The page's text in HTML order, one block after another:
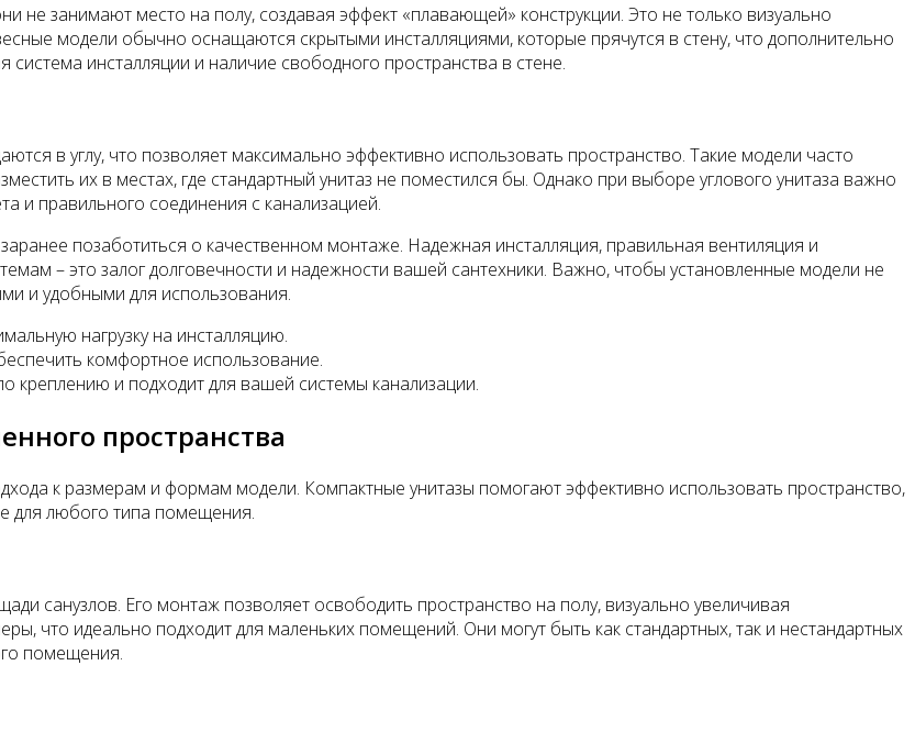
не занимают место на полу, создавая эффект «плавающей» конструкции. Это не только визуально
модели обычно оснащаются скрытыми инсталляциями, которые прячутся в стену, что дополнительно
инсталляции и наличие свободного пространства в стене.
в углу, что позволяет максимально эффективно использовать пространство. Такие модели часто
их в местах, где стандартный унитаз не поместился бы. Однако при выборе углового унитаза важно
и правильного соединения с канализацией.
позаботиться о качественном монтаже. Надежная инсталляция, правильная вентиляция и
– это залог долговечности и надежности вашей сантехники. Важно, чтобы установленные модели не
и удобными для использования.
нагрузку на инсталляцию.
комфортное использование.
креплению и подходит для вашей системы канализации.
пространства
к размерам и формам модели. Компактные унитазы помогают эффективно использовать пространство,
для любого типа помещения.
санузлов. Его монтаж позволяет освободить пространство на полу, визуально увеличивая
что идеально подходит для маленьких помещений. Они могут быть как стандартных, так и нестандартных
помещения.